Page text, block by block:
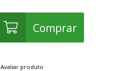
Comprar
Avaliar produto